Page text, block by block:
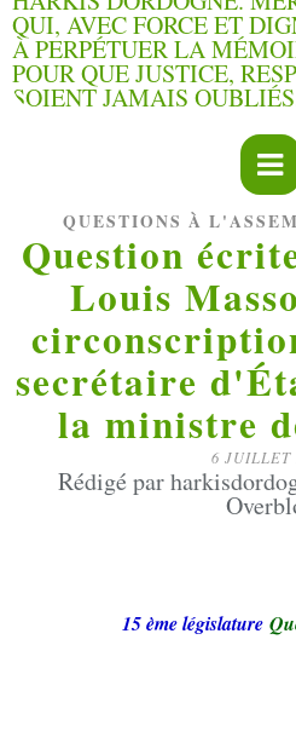
QUESTIONS À
Question
Louis
secrétaire
la ministre
6 JUILLET
Rédigé par
15 ème législature